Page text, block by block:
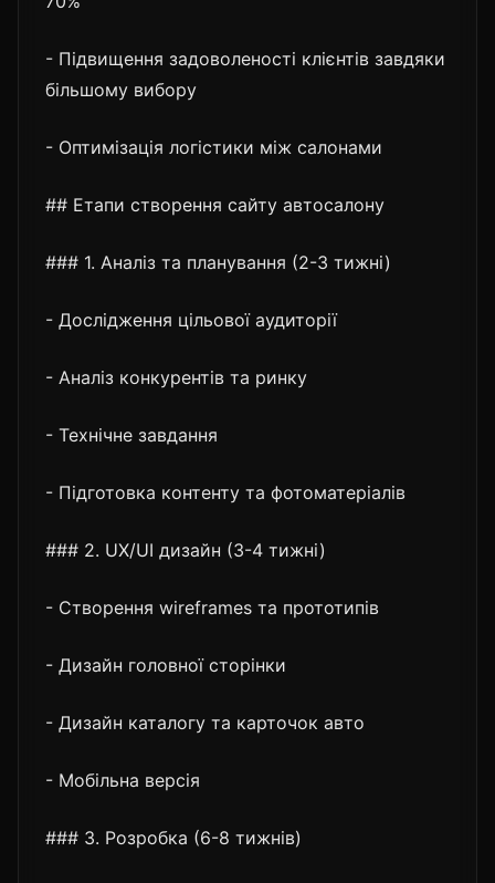
- Підвищення задоволеності клієнтів завдяки
більшому вибору
- Оптимізація логістики між салонами
## Етапи створення сайту автосалону
### 1. Аналіз та планування (2-3 тижні)
- Дослідження цільової аудиторії
- Аналіз конкурентів та ринку
- Технічне завдання
- Підготовка контенту та фотоматеріалів
### 2. UX/UI дизайн (3-4 тижні)
- Створення wireframes та прототипів
- Дизайн головної сторінки
- Дизайн каталогу та карточок авто
- Мобільна версія
### 3. Розробка (6-8 тижнів)